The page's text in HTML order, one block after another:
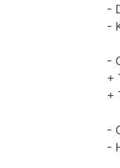
-
-
-
+
+
-
-